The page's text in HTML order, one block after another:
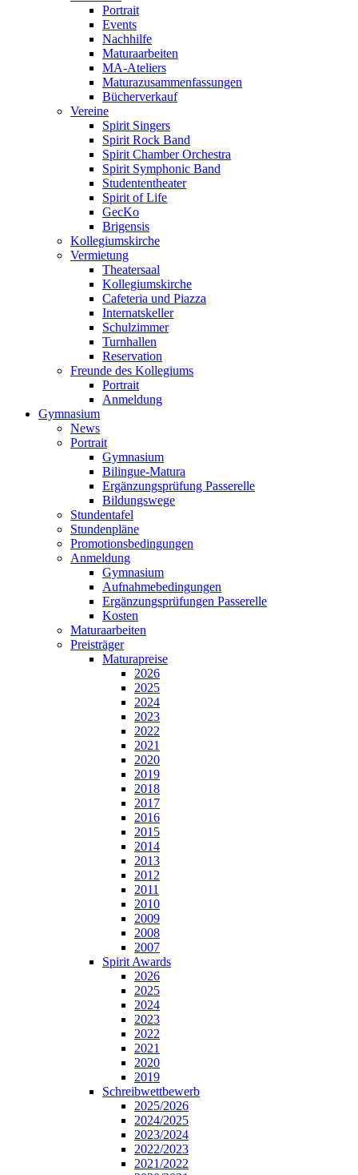
Portrait
Events
Nachhilfe
Maturaarbeiten
MA-Ateliers
Maturazusammenfassungen
Bücherverkauf
Vereine
Spirit Singers
Spirit Rock Band
Spirit Chamber Orchestra
Spirit Symphonic Band
Studententheater
Spirit of Life
GecKo
Brigensis
Kollegiumskirche
Vermietung
Theatersaal
Kollegiumskirche
Cafeteria und Piazza
Internatskeller
Schulzimmer
Turnhallen
Reservation
Freunde des Kollegiums
Portrait
Anmeldung
Gymnasium
News
Portrait
Gymnasium
Bilingue-Matura
Ergänzungsprüfung Passerelle
Bildungswege
Stundentafel
Stundenpläne
Promotionsbedingungen
Anmeldung
Gymnasium
Aufnahmebedingungen
Ergänzungsprüfungen Passerelle
Kosten
Maturaarbeiten
Preisträger
Maturapreise
2026
2025
2024
2023
2022
2021
2020
2019
2018
2017
2016
2015
2014
2013
2012
2011
2010
2009
2008
2007
Spirit Awards
2026
2025
2024
2023
2022
2021
2020
2019
Schreibwettbewerb
2025/2026
2024/2025
2023/2024
2022/2023
2021/2022